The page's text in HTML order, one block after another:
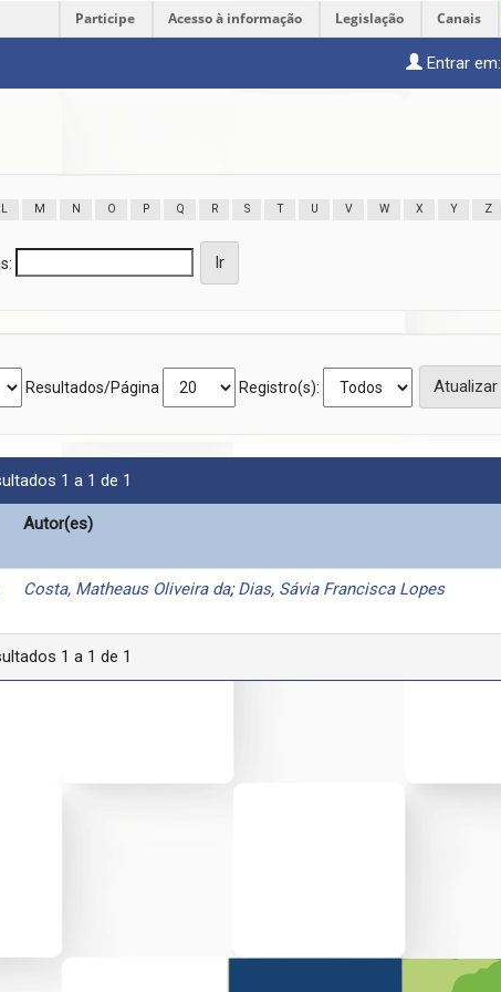
Participe Acesso à informação Legislação Canais
Entrar em:
L M N O P Q R S T U V W X Y Z
Resultados/Página Registro(s):
1 a 1 de 1
Autor(es)
Costa, Matheaus Oliveira da;Dias, Sávia Francisca Lopes
1 a 1 de 1